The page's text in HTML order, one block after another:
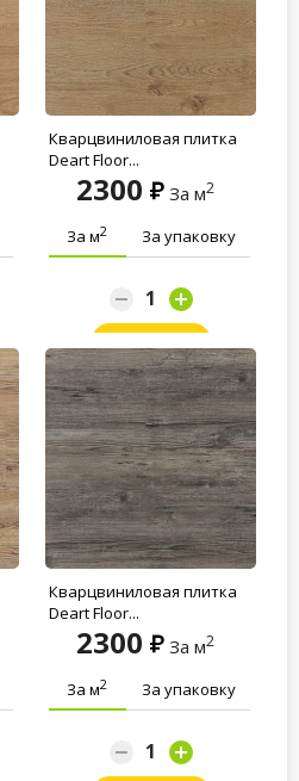
Кварцвиниловая плитка
Deart Floor...
2300 За м2
За м2 За упаковку
Заказать
Кварцвиниловая плитка
Deart Floor...
2300 За м2
За м2 За упаковку